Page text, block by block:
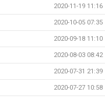
2020-11-19 11:16
2020-10-05 07:35
2020-09-18 11:10
2020-08-03 08:42
2020-07-31 21:39
2020-07-27 10:58